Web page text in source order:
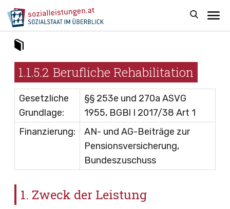
1.1.5.2 Berufliche Rehabilitation
Gesetzliche
Grundlage:
§§ 253e und 270a ASVG
1955, BGBl I 2017/38 Art 1
Finanzierung:
AN- und AG-Beiträge zur
Pensionsversicherung,
Bundeszuschuss
1. Zweck der Leistung